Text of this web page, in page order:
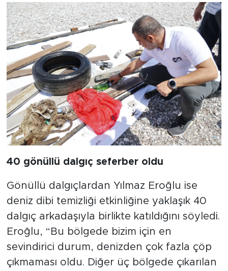
40 gönüllü dalgıç seferber oldu
Gönüllü dalgıçlardan Yılmaz Eroğlu ise
deniz dibi temizliği etkinliğine yaklaşık 40
dalgıç arkadaşıyla birlikte katıldığını söyledi.
Eroğlu, “Bu bölgede bizim için en
sevindirici durum, denizden çok fazla çöp
çıkmaması oldu. Diğer üç bölgede çıkarılan